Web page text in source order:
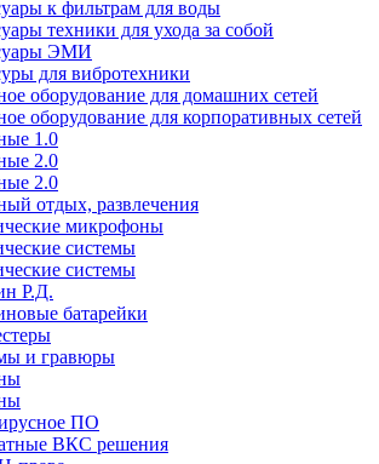
к фильтрам для воды
техники для ухода за собой
ЭМИ
для вибротехники
оборудование для домашних сетей
оборудование для корпоративных сетей
1.0
2.0
2.0
отдых, развлечения
микрофоны
системы
системы
Р.Д.
батарейки
и гравюры
ПО
ВКС решения